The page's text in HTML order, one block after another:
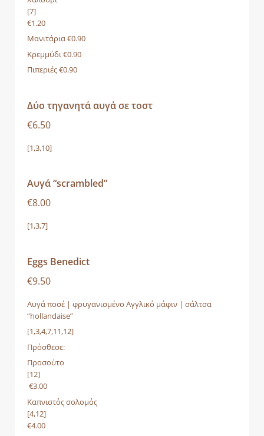
[7]
€1.20
Μανιτάρια €0.90
Κρεμμύδι €0.90
Πιπεριές €0.90
Δύο τηγανητά αυγά σε τoστ
€6.50
[1,3,10]
Αυγά “scrambled”
€8.00
[1,3,7]
Eggs Benedict
€9.50
Αυγά ποσέ | φρυγανισμένο Αγγλικό μάφιν | σάλτσα
“hollandaise”
[1,3,4,7,11,12]
Πρόσθεσε:
Προσούτο
[12]
€3.00
Καπνιστός σολομός
[4,12]
€4.00